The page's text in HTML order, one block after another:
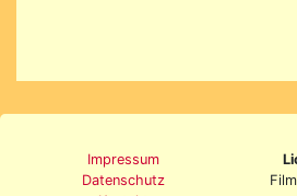
Impressum
Datenschutz